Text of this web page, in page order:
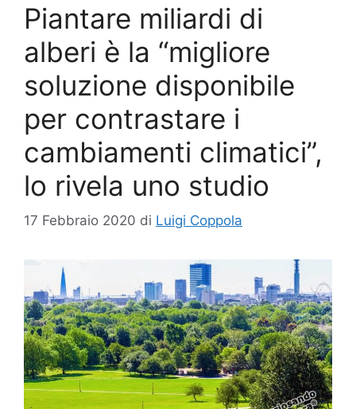
Piantare miliardi di
alberi è la “migliore
soluzione disponibile
per contrastare i
cambiamenti climatici”,
lo rivela uno studio
17 Febbraio 2020 di Luigi Coppola